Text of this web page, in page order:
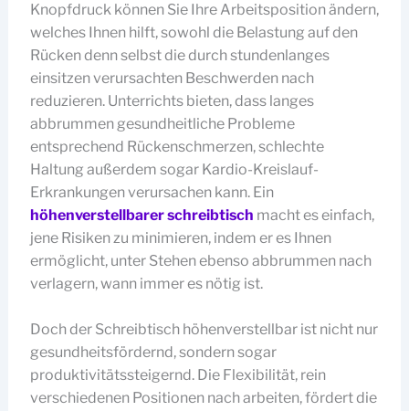
Knopfdruck können Sie Ihre Arbeitsposition ändern,
welches Ihnen hilft, sowohl die Belastung auf den
Rücken denn selbst die durch stundenlanges
einsitzen verursachten Beschwerden nach
reduzieren. Unterrichts bieten, dass langes
abbrummen gesundheitliche Probleme
entsprechend Rückenschmerzen, schlechte
Haltung außerdem sogar Kardio-Kreislauf-
Erkrankungen verursachen kann. Ein
höhenverstellbarer schreibtisch macht es einfach,
jene Risiken zu minimieren, indem er es Ihnen
ermöglicht, unter Stehen ebenso abbrummen nach
verlagern, wann immer es nötig ist.
Doch der Schreibtisch höhenverstellbar ist nicht nur
gesundheitsfördernd, sondern sogar
produktivitätssteigernd. Die Flexibilität, rein
verschiedenen Positionen nach arbeiten, fördert die